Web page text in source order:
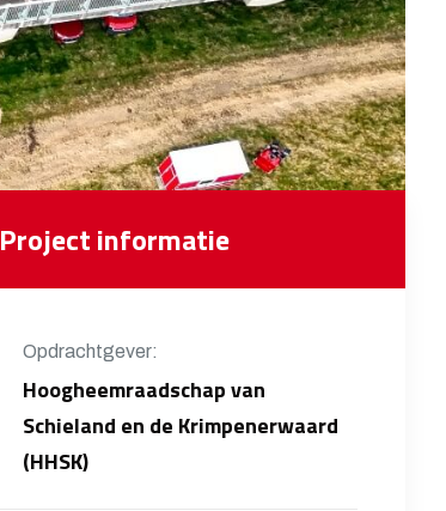
Project informatie
Opdrachtgever:
Hoogheemraadschap van
Schieland en de Krimpenerwaard
(HHSK)